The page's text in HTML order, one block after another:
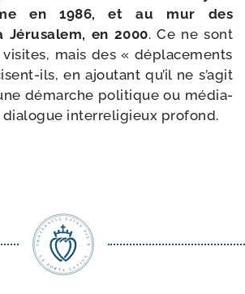
en 1986, et au mur des
Jérusalem, en 2000. Ce ne sont
mais des « dépla­ce­ments
​ils, en ajou­tant qu’il ne s’agit
démarche poli­tique ou média­
dia­logue inter­re­li­gieux profond.